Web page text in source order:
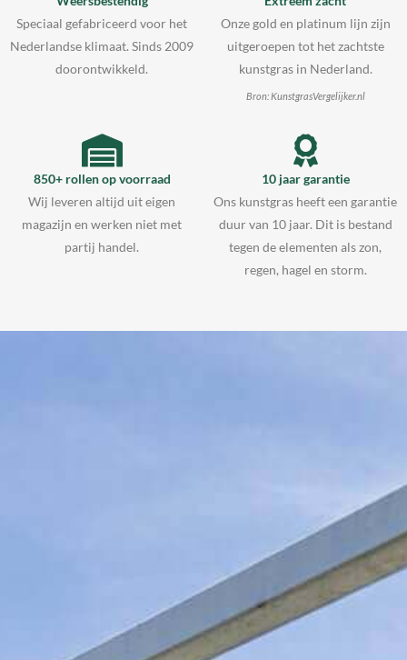
Speciaal gefabriceerd voor het
Nederlandse klimaat. Sinds 2009
doorontwikkeld.
Onze gold en platinum lijn zijn
uitgeroepen tot het zachtste
kunstgras in Nederland.
Bron: KunstgrasVergelijker.nl
850+ rollen op voorraad
Wij leveren altijd uit eigen
magazijn en werken niet met
partij handel.
10 jaar garantie
Ons kunstgras heeft een garantie
duur van 10 jaar. Dit is bestand
tegen de elementen als zon,
regen, hagel en storm.